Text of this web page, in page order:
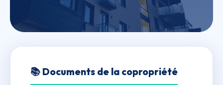
SDC JAUBERT
📚 Documents de la copropriété